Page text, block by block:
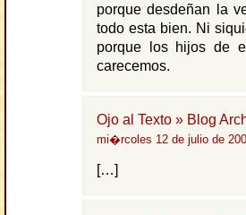
porque desdeñan la
todo esta bien. Ni
porque los hijos de
carecemos.
Ojo al Texto » Blog
mi�rcoles 12 de julio de
[…]